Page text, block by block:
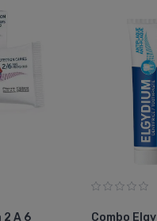
2 A 6
Combo